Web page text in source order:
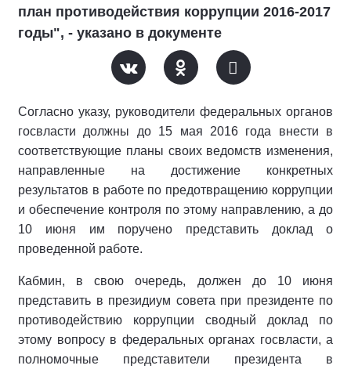
план противодействия коррупции 2016-2017
годы", - указано в документе
Согласно указу, руководители федеральных органов
госвласти должны до 15 мая 2016 года внести в
соответствующие планы своих ведомств изменения,
направленные на достижение конкретных
результатов в работе по предотвращению коррупции
и обеспечение контроля по этому направлению, а до
10 июня им поручено представить доклад о
проведенной работе.
Кабмин, в свою очередь, должен до 10 июня
представить в президиум совета при президенте по
противодействию коррупции сводный доклад по
этому вопросу в федеральных органах госвласти, а
полномочные представители президента в